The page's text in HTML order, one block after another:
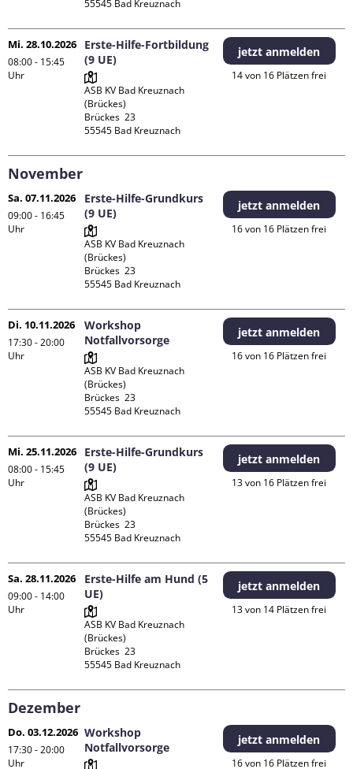
Mi. 28.10.2026
08:00 - 15:45
Uhr
Erste-Hilfe-Fortbildung
(9 UE)
ASB KV Bad Kreuznach
(Brückes)
Brückes  23
jetzt anmelden
14 von 16 Plätzen frei
November
Sa. 07.11.2026
09:00 - 16:45
Uhr
Erste-Hilfe-Grundkurs
(9 UE)
ASB KV Bad Kreuznach
(Brückes)
Brückes  23
jetzt anmelden
16 von 16 Plätzen frei
Di. 10.11.2026
17:30 - 20:00
Uhr
Workshop
Notfallvorsorge
ASB KV Bad Kreuznach
(Brückes)
Brückes  23
jetzt anmelden
16 von 16 Plätzen frei
Mi. 25.11.2026
08:00 - 15:45
Uhr
Erste-Hilfe-Grundkurs
(9 UE)
ASB KV Bad Kreuznach
(Brückes)
Brückes  23
jetzt anmelden
13 von 16 Plätzen frei
Sa. 28.11.2026
09:00 - 14:00
Uhr
Erste-Hilfe am Hund (5
UE)
ASB KV Bad Kreuznach
(Brückes)
Brückes  23
jetzt anmelden
13 von 14 Plätzen frei
Dezember
Do. 03.12.2026
17:30 - 20:00
Uhr
Workshop
Notfallvorsorge
jetzt anmelden
16 von 16 Plätzen frei